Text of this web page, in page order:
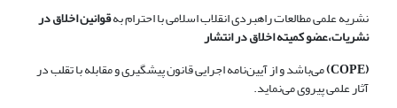
نشریه علمی مطالعات راهبردی انقلاب اسلامی با احترام بهقوانین اخلاق در
نشریات،عضو کمیته اخلاق در انتشار
(COPE)
می‌باشد و از آیین‌نامه اجرایی قانون پیشگیری و مقابله با تقلب در
آثار علمی پیروی می‌نماید.